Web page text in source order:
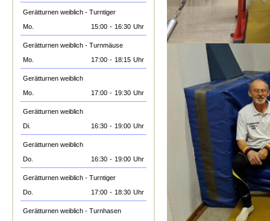
Gerätturnen weiblich - Turntiger
Mo.
15:00 - 16:30 Uhr
Gerätturnen weiblich - Turnmäuse
Mo.
17:00 - 18:15 Uhr
Gerätturnen weiblich
Mo.
17:00 - 19:30 Uhr
Gerätturnen weiblich
Di.
16:30 - 19:00 Uhr
Gerätturnen weiblich
Do.
16:30 - 19:00 Uhr
Gerätturnen weiblich - Turntiger
Do.
17:00 - 18:30 Uhr
Gerätturnen weiblich - Turnhasen